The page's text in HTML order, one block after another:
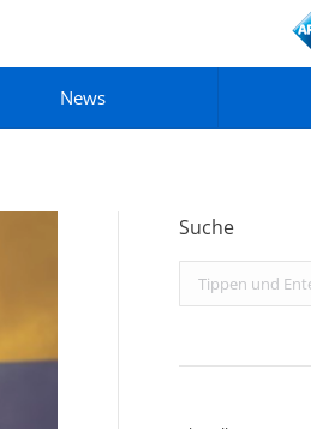
News
Suche
Search: